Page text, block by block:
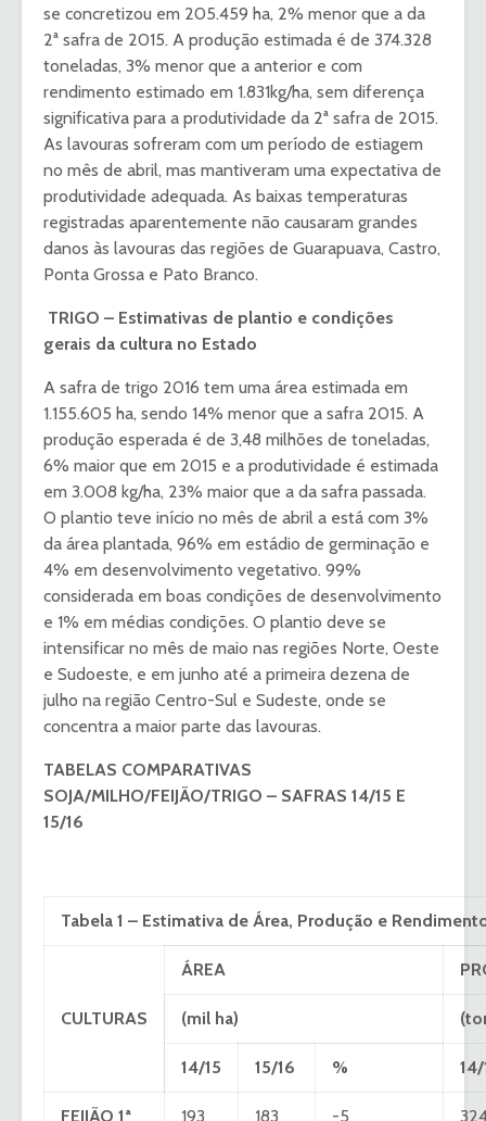
se concretizou em 205.459 ha, 2% menor que a da
2ª safra de 2015. A produção estimada é de 374.328
toneladas, 3% menor que a anterior e com
rendimento estimado em 1.831kg/ha, sem diferença
significativa para a produtividade da 2ª safra de 2015.
As lavouras sofreram com um período de estiagem
no mês de abril, mas mantiveram uma expectativa de
produtividade adequada. As baixas temperaturas
registradas aparentemente não causaram grandes
danos às lavouras das regiões de Guarapuava, Castro,
Ponta Grossa e Pato Branco.
TRIGO – Estimativas de plantio e condições
gerais da cultura no Estado
A safra de trigo 2016 tem uma área estimada em
1.155.605 ha, sendo 14% menor que a safra 2015. A
produção esperada é de 3,48 milhões de toneladas,
6% maior que em 2015 e a produtividade é estimada
em 3.008 kg/ha, 23% maior que a da safra passada.
O plantio teve início no mês de abril a está com 3%
da área plantada, 96% em estádio de germinação e
4% em desenvolvimento vegetativo. 99%
considerada em boas condições de desenvolvimento
e 1% em médias condições. O plantio deve se
intensificar no mês de maio nas regiões Norte, Oeste
e Sudoeste, e em junho até a primeira dezena de
julho na região Centro-Sul e Sudeste, onde se
concentra a maior parte das lavouras.
TABELAS COMPARATIVAS
SOJA/MILHO/FEIJÃO/TRIGO – SAFRAS 14/15 E
15/16
Tabela 1 – Estimativa de Área, Produção e
CULTURAS
ÁREA
(mil ha)
14/15 15/16 % 14/
FEIJÃO 1ª 193 183 -5